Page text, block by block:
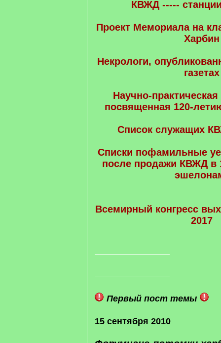
КВЖД -----
Проект Мемориала на
Харбин
Некрологи,
газетах
Научно-
посвященная 120-
Список служащих
Списки пофамильные
после продажи КВЖД в
Всемирный конгресс
2017
Первый пост темы
15 сентября 2010